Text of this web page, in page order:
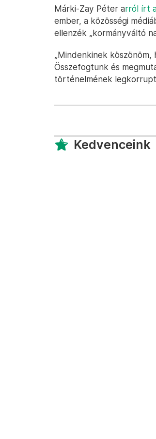
Márki-Zay Péter arról írt
ember, a közösségi
ellenzék „kormányváltó
„Mindenkinek
Összefogtunk és
történelmének
Kedvenceink